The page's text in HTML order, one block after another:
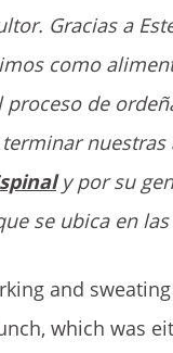
Gracias a
como
de
y por su
se ubica en
and
which was